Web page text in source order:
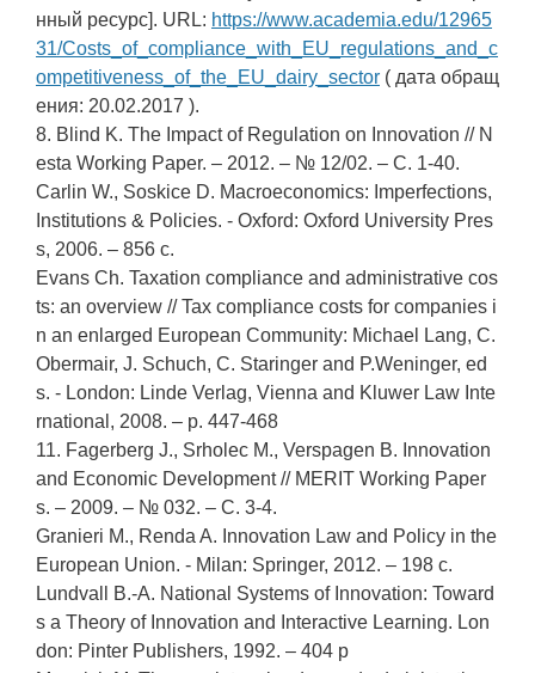
нный ресурс]. URL: https://www.academia.edu/12965
31/Costs_of_compliance_with_EU_regulations_and_c
ompetitiveness_of_the_EU_dairy_sector ( дата обращ
ения: 20.02.2017 ).
8. Blind K. The Impact of Regulation on Innovation // N
esta Working Paper. – 2012. – № 12/02. – С. 1-40.
Carlin W., Soskice D. Macroeconomics: Imperfections,
Institutions & Policies. - Oxford: Oxford University Pres
s, 2006. – 856 с.
Evans Ch. Taxation compliance and administrative cos
ts: an overview // Tax compliance costs for companies i
n an enlarged European Community: Michael Lang, C.
Obermair, J. Schuch, C. Staringer and P.Weninger, ed
s. - London: Linde Verlag, Vienna and Kluwer Law Inte
rnational, 2008. – p. 447-468
11. Fagerberg J., Srholec M., Verspagen B. Innovation
and Economic Development // MERIT Working Paper
s. – 2009. – № 032. – С. 3-4.
Granieri M., Renda A. Innovation Law and Policy in the
European Union. - Milan: Springer, 2012. – 198 с.
Lundvall B.-A. National Systems of Innovation: Toward
s a Theory of Innovation and Interactive Learning. Lon
don: Pinter Publishers, 1992. – 404 p